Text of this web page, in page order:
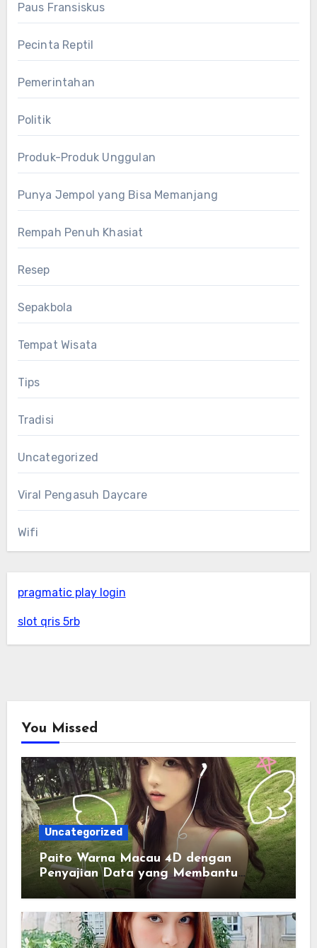
Paus Fransiskus
Pecinta Reptil
Pemerintahan
Politik
Produk-Produk Unggulan
Punya Jempol yang Bisa Memanjang
Rempah Penuh Khasiat
Resep
Sepakbola
Tempat Wisata
Tips
Tradisi
Uncategorized
Viral Pengasuh Daycare
Wifi
pragmatic play login
slot qris 5rb
You Missed
Uncategorized
Paito Warna Macau 4D dengan
Penyajian Data yang Membantu
Memahami Pola Informasi Secara
Efektif